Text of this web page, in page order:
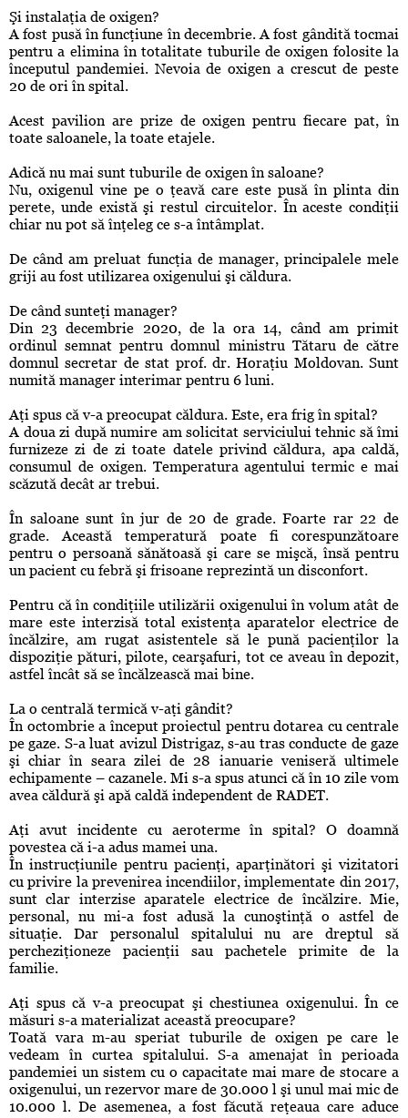
Şi instalaţia de oxigen?
A fost pusă în funcţiune în decembrie. A fost gândită tocmai
pentru a elimina în totalitate tuburile de oxigen folosite la
începutul pandemiei. Nevoia de oxigen a crescut de peste
20 de ori în spital.
Acest pavilion are prize de oxigen pentru fiecare pat, în
toate saloanele, la toate etajele.
Adică nu mai sunt tuburile de oxigen în saloane?
Nu, oxigenul vine pe o ţeavă care este pusă în plinta din
perete, unde există şi restul circuitelor. În aceste condiţii
chiar nu pot să înţeleg ce s-a întâmplat.
De când am preluat funcţia de manager, principalele mele
griji au fost utilizarea oxigenului şi căldura.
De când sunteţi manager?
Din 23 decembrie 2020, de la ora 14, când am primit
ordinul semnat pentru domnul ministru Tătaru de către
domnul secretar de stat prof. dr. Horaţiu Moldovan. Sunt
numită manager interimar pentru 6 luni.
Aţi spus că v-a preocupat căldura. Este, era frig în spital?
A doua zi după numire am solicitat serviciului tehnic să îmi
furnizeze zi de zi toate datele privind căldura, apa caldă,
consumul de oxigen. Temperatura agentului termic e mai
scăzută decât ar trebui.
În saloane sunt în jur de 20 de grade. Foarte rar 22 de
grade. Această temperatură poate fi corespunzătoare
pentru o persoană sănătoasă şi care se mişcă, însă pentru
un pacient cu febră şi frisoane reprezintă un disconfort.
Pentru că în condiţiile utilizării oxigenului în volum atât de
mare este interzisă total existenţa aparatelor electrice de
încălzire, am rugat asistentele să le pună pacienţilor la
dispoziţie pături, pilote, cearşafuri, tot ce aveau în depozit,
astfel încât să se încălzească mai bine.
La o centrală termică v-aţi gândit?
În octombrie a început proiectul pentru dotarea cu centrale
pe gaze. S-a luat avizul Distrigaz, s-au tras conducte de gaze
şi chiar în seara zilei de 28 ianuarie veniseră ultimele
echipamente – cazanele. Mi s-a spus atunci că în 10 zile vom
avea căldură şi apă caldă independent de RADET.
Aţi avut incidente cu aeroterme în spital? O doamnă
povestea că i-a adus mamei una.
În instrucţiunile pentru pacienţi, aparţinători şi vizitatori
cu privire la prevenirea incendiilor, implementate din 2017,
sunt clar interzise aparatele electrice de încălzire. Mie,
personal, nu mi-a fost adusă la cunoştinţă o astfel de
situaţie. Dar personalul spitalului nu are dreptul să
percheziţioneze pacienţii sau pachetele primite de la
familie.
Aţi spus că v-a preocupat şi chestiunea oxigenului. În ce
măsuri s-a materializat această preocupare?
Toată vara m-au speriat tuburile de oxigen pe care le
vedeam în curtea spitalului. S-a amenajat în perioada
pandemiei un sistem cu o capacitate mai mare de stocare a
oxigenului, un rezervor mare de 30.000 l şi unul mai mic de
10.000 l. De asemenea, a fost făcută reţeaua care aduce